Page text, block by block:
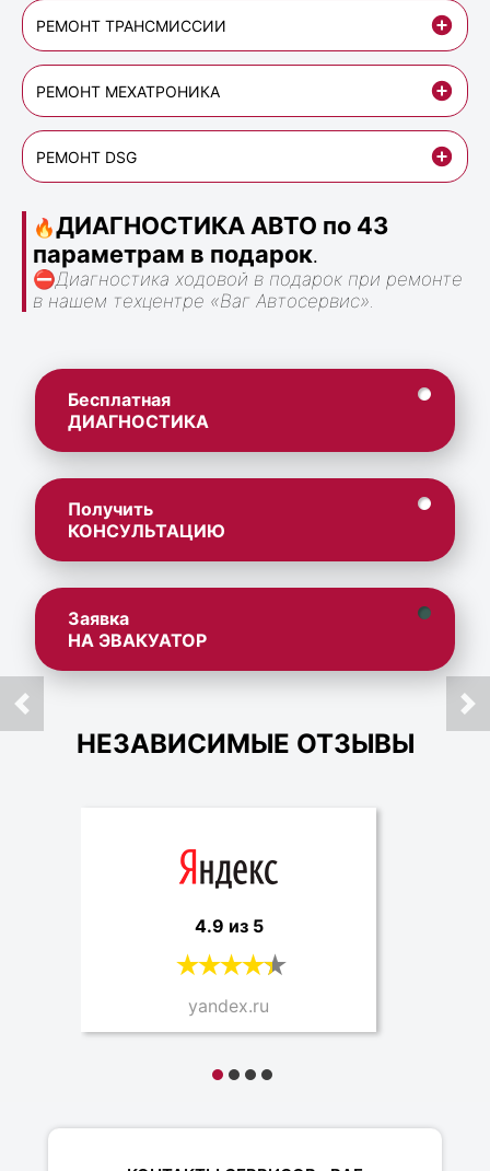
РЕМОНТ ТРАНСМИССИИ
РЕМОНТ МЕХАТРОНИКА
РЕМОНТ DSG
🔥ДИАГНОСТИКА АВТО по 43
параметрам в подарок.
⛔Диагностика ходовой в подарок при ремонте
в нашем техцентре «Ваг Автосервис».
Бесплатная
ДИАГНОСТИКА
Получить
КОНСУЛЬТАЦИЮ
Заявка
НА ЭВАКУАТОР
НЕЗАВИСИМЫЕ ОТЗЫВЫ
4.9 из 5
yandex.ru